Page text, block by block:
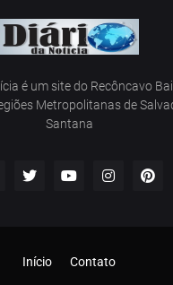
é um site do Recôncavo
Metropolitanas de
Santana
Início Contato